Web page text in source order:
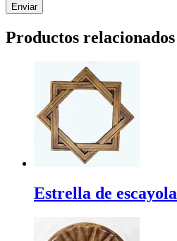
Productos relacionados
Estrella de escayola